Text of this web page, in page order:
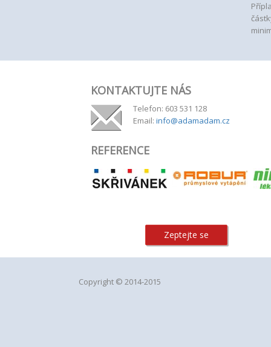
KONTAKTUJTE NÁS
Telefon: 603 531 128
Email: info@adamadam.cz
REFERENCE
Zeptejte se
Copyright © 2014-2015